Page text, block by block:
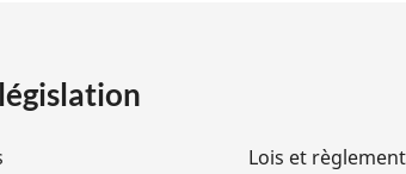
Lois et